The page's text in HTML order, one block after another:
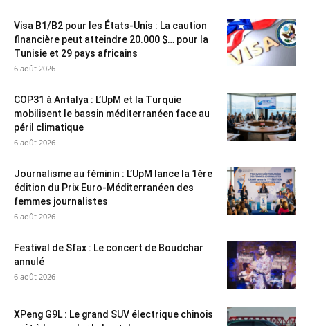
Visa B1/B2 pour les États-Unis : La caution
financière peut atteindre 20.000 $… pour la
Tunisie et 29 pays africains
6 août 2026
COP31 à Antalya : L’UpM et la Turquie
mobilisent le bassin méditerranéen face au
péril climatique
6 août 2026
Journalisme au féminin : L’UpM lance la 1ère
édition du Prix Euro-Méditerranéen des
femmes journalistes
6 août 2026
Festival de Sfax : Le concert de Boudchar
annulé
6 août 2026
XPeng G9L : Le grand SUV électrique chinois